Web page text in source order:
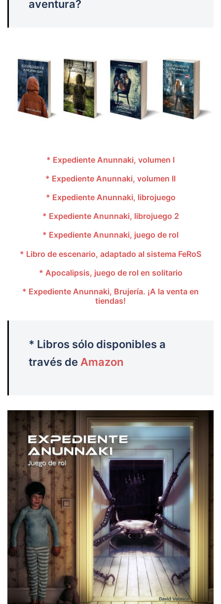
aventura?
* Expediente Anunnaki, volumen I
* Expediente Anunnaki, volumen II
* Expediente Anunnaki, librojuego
* Expediente Anunnaki, librojuego 2
* Expediente Anunnaki, juego de rol
* Libro de escenario, adaptado al sistema FeRoS
* Apocalipsis, juego de rol en solitario
* Expediente Anunnaki, Brujería. ¡A la venta en
tiendas!
* Libros sólo disponibles a
través de Amazon